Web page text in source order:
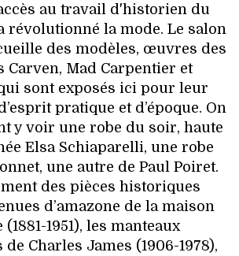
au travail d'historien du
révolutionné la mode. Le salon
des modèles, œuvres des
Carven, Mad Carpentier et
sont exposés ici pour leur
pratique et d’époque. On
y voir une robe du soir, haute
Elsa Schiaparelli, une robe
une autre de Paul Poiret.
des pièces historiques
d’amazone de la maison
1951), les manteaux
Charles James (1906-1978),